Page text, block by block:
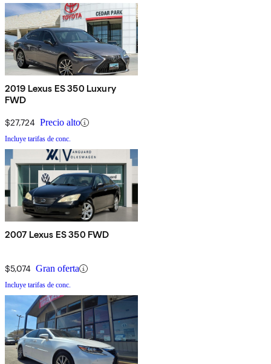
2019 Lexus ES 350 Luxury
FWD
$27,724 Precio alto
Incluye tarifas de conc.
2007 Lexus ES 350 FWD
$5,074 Gran oferta
Incluye tarifas de conc.